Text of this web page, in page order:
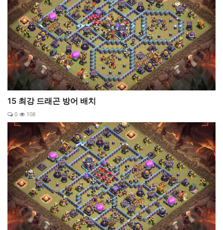
15 최강 드래곤 방어 배치
0 108